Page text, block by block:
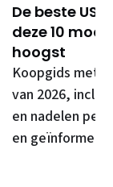
De beste
deze 10
hoogst
Koopgids met
van 2026,
en nadelen per
en